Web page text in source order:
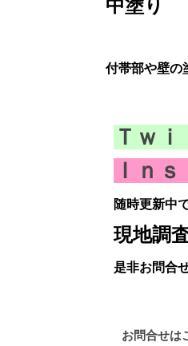
中塗り
付帯部や壁の
Ｔｗｉ
Ｉｎ
随時更新中
現地調
是非お問合
お問合せは